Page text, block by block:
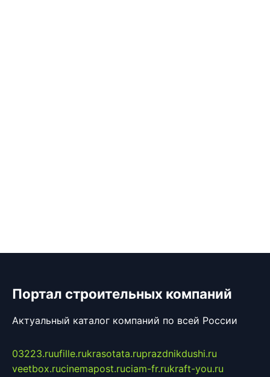
Портал строительных компаний
Актуальный каталог компаний по всей России
03223.ruufille.rukrasotata.ruprazdnikdushi.ru
veetbox.rucinemapost.ruciam-fr.rukraft-you.ru